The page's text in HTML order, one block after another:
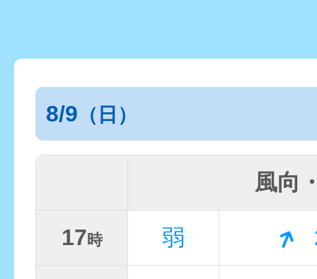
8/9 （日）
風向
17時 弱